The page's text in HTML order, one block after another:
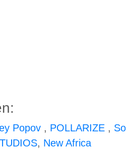
Popov , POLLARIZE ,
, New Africa